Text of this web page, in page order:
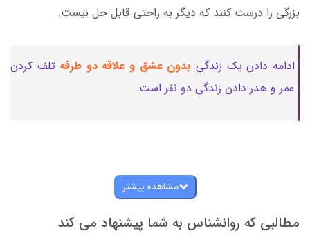
بزرگی را درست کنند که دیگر به راحتی قابل حل نیست.
ادامه دادن یک زندگی بدون عشق و علاقه دو طرفه تلف کردن
عمر و هدر دادن زندگی دو نفر است.
مشاهده بیشتر
مطالبی که روانشناس به شما پیشنهاد می کند